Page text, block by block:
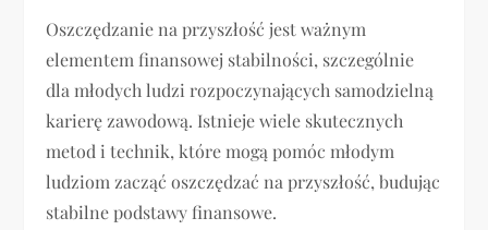
Oszczędzanie na przyszłość jest ważnym
elementem finansowej stabilności, szczególnie
dla młodych ludzi rozpoczynających samodzielną
karierę zawodową. Istnieje wiele skutecznych
metod i technik, które mogą pomóc młodym
ludziom zacząć oszczędzać na przyszłość, budując
stabilne podstawy finansowe.